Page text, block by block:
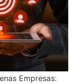
Empresas: